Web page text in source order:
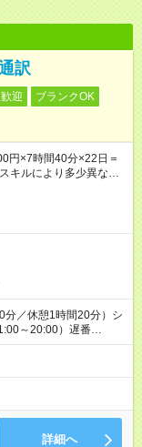
訳
迎
ブランクOK
円×7時間40分×22日＝
キルにより多少異なり
／休憩1時間20分）シ
～20:00）遅番
詳細へ